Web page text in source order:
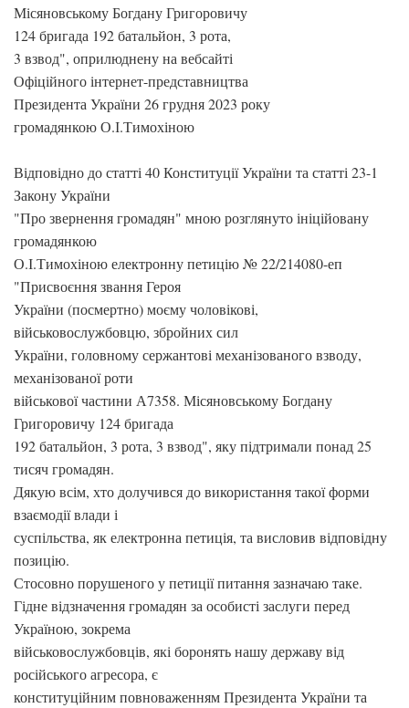
Місяновському Богдану Григоровичу
124 бригада 192 батальйон, 3 рота,
3 взвод", оприлюднену на вебсайті
Офіційного інтернет-представництва
Президента України 26 грудня 2023 року
громадянкою О.І.Тимохіною
Відповідно до статті 40 Конституції України та статті 23-1
Закону України
"Про звернення громадян" мною розглянуто ініційовану
громадянкою
О.І.Тимохіною електронну петицію № 22/214080-еп
"Присвоєння звання Героя
України (посмертно) моєму чоловікові,
військовослужбовцю, збройних сил
України, головному сержантові механізованого взводу,
механізованої роти
військової частини А7358. Місяновському Богдану
Григоровичу 124 бригада
192 батальйон, 3 рота, 3 взвод", яку підтримали понад 25
тисяч громадян.
Дякую всім, хто долучився до використання такої форми
взаємодії влади і
суспільства, як електронна петиція, та висловив відповідну
позицію.
Стосовно порушеного у петиції питання зазначаю таке.
Гідне відзначення громадян за особисті заслуги перед
Україною, зокрема
військовослужбовців, які боронять нашу державу від
російського агресора, є
конституційним повноваженням Президента України та